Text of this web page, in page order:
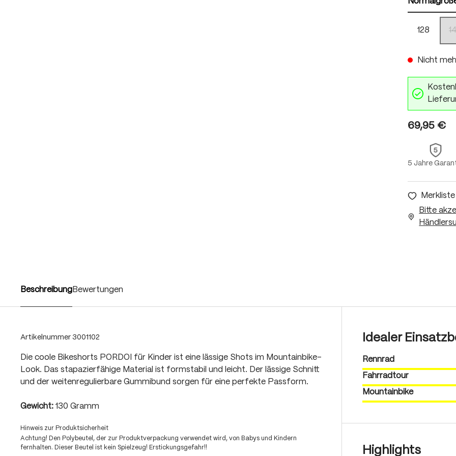
128
Nicht
69,95 €
5 Jahre
Merkliste
Bitte
Beschreibung Bewertungen
Artikelnummer 3001102
Die coole Bikeshorts PORDOI für Kinder ist eine lässige Shots im Mountainbike-
Look. Das stapazierfähige Material ist formstabil und leicht. Der lässige Schnitt
und der weitenregulierbare Gummibund sorgen für eine perfekte Passform.
Gewicht: 130 Gramm
Hinweis zur Produktsicherheit
Achtung! Den Polybeutel, der zur Produktverpackung verwendet wird, von Babys und Kindern
fernhalten. Dieser Beutel ist kein Spielzeug! Erstickungsgefahr!!
Idealer
Rennrad
Fahrradtour
Mountainbike
Highlights